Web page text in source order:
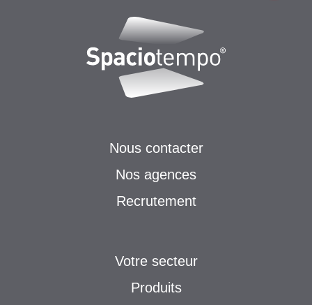
Nous contacter
Nos agences
Recrutement
Votre secteur
Produits